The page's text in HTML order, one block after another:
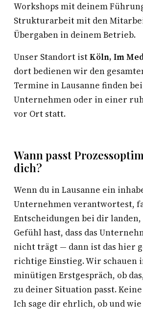
Workshops mit deinem
Strukturarbeit mit den
Übergaben in deinem Betrieb.
Unser Standort istKöln, Im
dort bedienen wir den
Termine in Lausanne finden
Unternehmen oder in einer
vor Ort statt.
Wann passt
dich?
Wenn du in Lausanne ein
Unternehmen verantwortest,
Entscheidungen bei dir landen,
Gefühl hast, dass das
nicht trägt — dann ist das hier
richtige Einstieg. Wir schauen
minütigen Erstgespräch, ob
zu deiner Situation passt.
Ich sage dir ehrlich, ob und